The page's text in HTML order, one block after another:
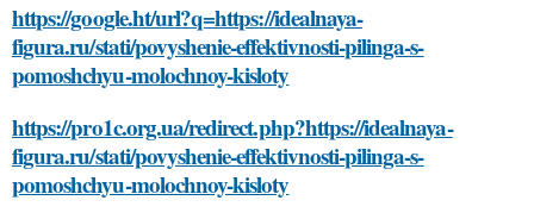
https://google.ht/url?q=https://idealnaya-
figura.ru/stati/povyshenie-effektivnosti-pilinga-s-
pomoshchyu-molochnoy-kisloty
https://pro1c.org.ua/redirect.php?https://idealnaya-
figura.ru/stati/povyshenie-effektivnosti-pilinga-s-
pomoshchyu-molochnoy-kisloty